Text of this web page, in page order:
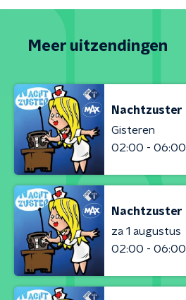
Meer uitzendingen
Nachtzuster
Gisteren
02:00 - 06:00
Nachtzuster
za 1 augustus
02:00 - 06:00